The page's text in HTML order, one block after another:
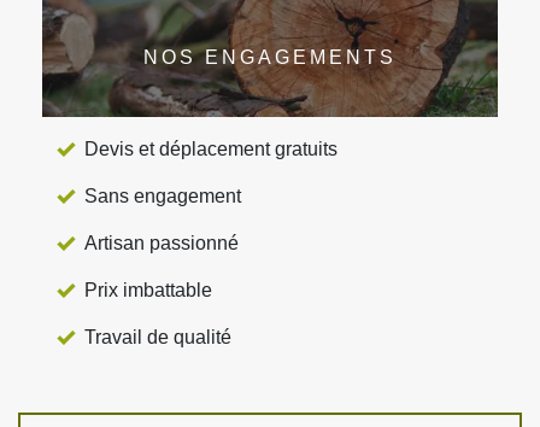
NOS ENGAGEMENTS
Devis et déplacement gratuits
Sans engagement
Artisan passionné
Prix imbattable
Travail de qualité